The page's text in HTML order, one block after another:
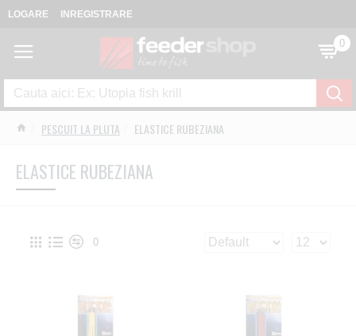
LOGARE INREGISTRARE
0
PESCUIT LA PLUTA ELASTICE RUBEZIANA
ELASTICE RUBEZIANA
0